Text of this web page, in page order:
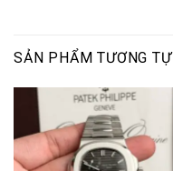
SẢN PHẨM TƯƠNG TỰ